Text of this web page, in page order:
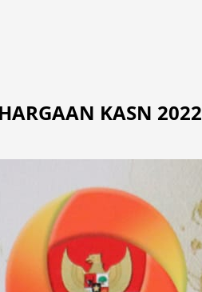
KASN 2022